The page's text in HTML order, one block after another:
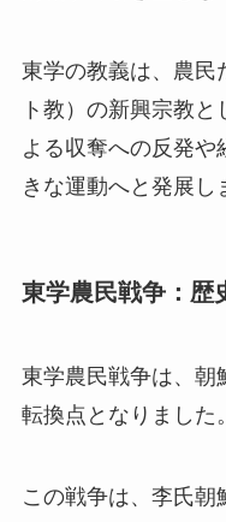
東学の教義は、農民
ト教）の新興宗教
よる収奪への反発や
きな運動へと発展し
東学農民戦争：歴
東学農民戦争は、朝
転換点となりました。
この戦争は、李氏